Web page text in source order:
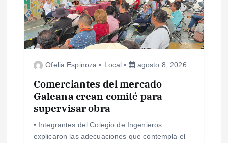
Ofelia Espinoza Local agosto 8, 2026
Comerciantes del mercado
Galeana crean comité para
supervisar obra
• Integrantes del Colegio de Ingenieros
explicaron las adecuaciones que contempla el